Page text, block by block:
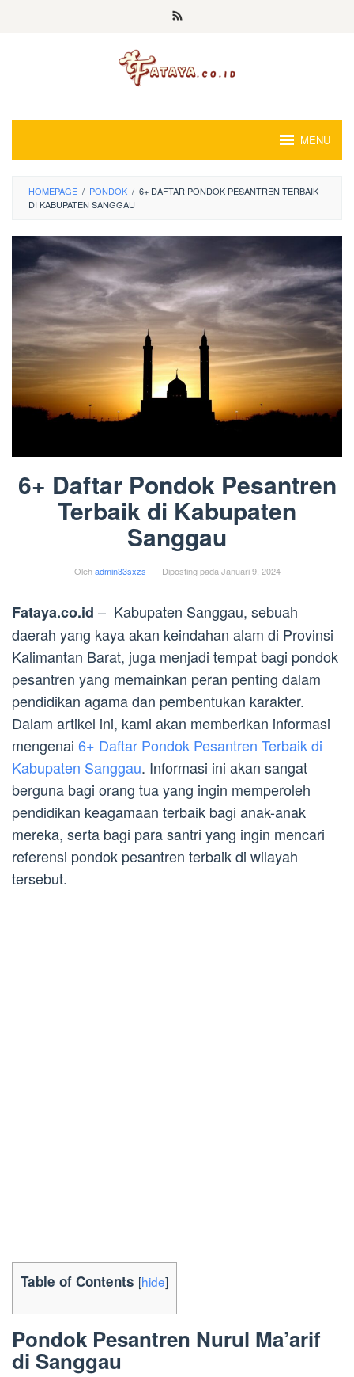
MENU
HOMEPAGE / PONDOK / 6+ DAFTAR PONDOK PESANTREN TERBAIK
DI KABUPATEN SANGGAU
6+ Daftar Pondok Pesantren
Terbaik di Kabupaten
Sanggau
Olehadmin33sxzs Diposting padaJanuari 9, 2024
Fataya.co.id – Kabupaten Sanggau, sebuah
daerah yang kaya akan keindahan alam di Provinsi
Kalimantan Barat, juga menjadi tempat bagi pondok
pesantren yang memainkan peran penting dalam
pendidikan agama dan pembentukan karakter.
Dalam artikel ini, kami akan memberikan informasi
mengenai 6+ Daftar Pondok Pesantren Terbaik di
Kabupaten Sanggau. Informasi ini akan sangat
berguna bagi orang tua yang ingin memperoleh
pendidikan keagamaan terbaik bagi anak-anak
mereka, serta bagi para santri yang ingin mencari
referensi pondok pesantren terbaik di wilayah
tersebut.
Table of Contents [hide]
Pondok Pesantren Nurul Ma’arif
di Sanggau